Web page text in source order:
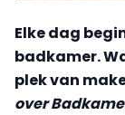
Elke dag
badkamer.
plek van
over